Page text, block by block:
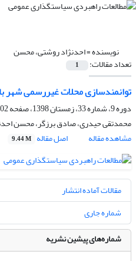
نویسنده =احدنژاد روشتی، محسن
تعداد مقالات: 1
توانمندسازی محلات غیررسمی شهر
دوره 9، شماره 33، زمستان 1398، صفحه
127
محمدتقی حیدری، صادق برزگر، محسن
مشاهده مقاله
اصل مقاله 9.44 M
مقالات آماده انتشار
شماره جاری
شماره‌های پیشین نشریه